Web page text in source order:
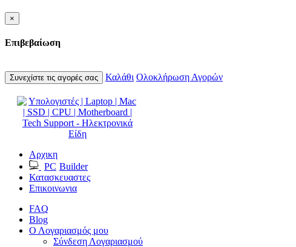
×
Επιβεβαίωση
Συνεχίστε τις αγορές σας Καλάθι Ολοκλήρωση Αγορών
Αρχικη
PC Builder
Κατασκευαστες
Επικοινωνια
FAQ
Blog
Ο Λογαριασμός μου
Σύνδεση Λογαριασμού